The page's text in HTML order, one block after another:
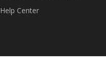
Help Center